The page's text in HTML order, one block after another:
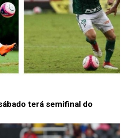
terá semifinal do